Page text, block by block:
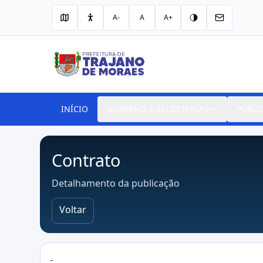
A- A A+
INÍCIO
Contrato
Detalhamento da publicação
Voltar
-